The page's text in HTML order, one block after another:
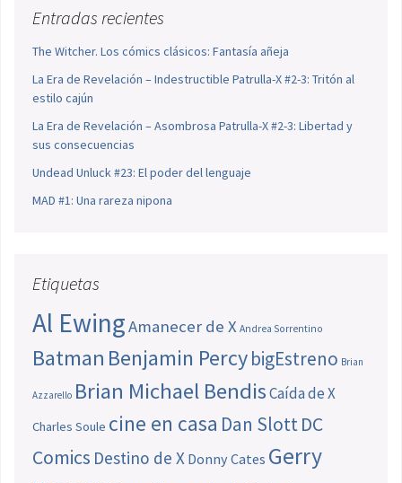
Entradas recientes
The Witcher. Los cómics clásicos: Fantasía añeja
La Era de Revelación – Indestructible Patrulla-X #2-3: Tritón al
estilo cajún
La Era de Revelación – Asombrosa Patrulla-X #2-3: Libertad y
sus consecuencias
Undead Unluck #23: El poder del lenguaje
MAD #1: Una rareza nipona
Etiquetas
Al EwingAmanecer de X Andrea Sorrentino
Batman Benjamin PercybigEstreno Brian
Azzarello Brian Michael BendisCaída de X
Charles Soule cine en casa Dan SlottDC
Comics Destino de X Donny Cates Gerry